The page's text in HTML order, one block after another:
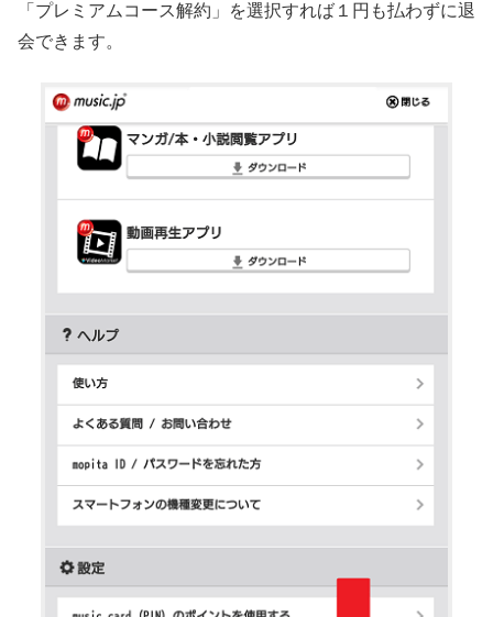
「プレミアムコース解約」を選択すれば１円も払わずに退
会できます。